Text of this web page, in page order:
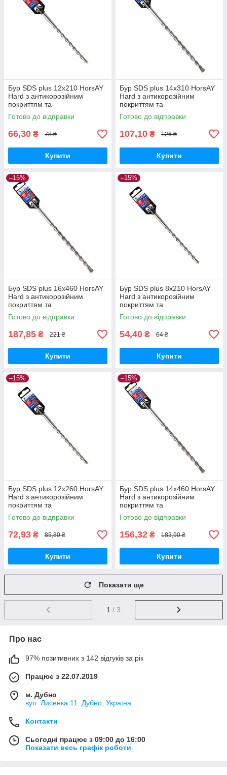
Бур SDS plus 12х210 HorsAY
Hard з антикорозійним
покриттям та
твердосплавною напайкою
YG8C
Готово до відправки
66,30 ₴ 78 ₴
Купити
Бур SDS plus 14х310 HorsAY
Hard з антикорозійним
покриттям та
твердосплавною напайкою
YG8C
Готово до відправки
107,10 ₴ 126 ₴
Купити
–15%
Бур SDS plus 16х460 HorsAY
Hard з антикорозійним
покриттям та
твердосплавною напайкою
YG8C
Готово до відправки
187,85 ₴ 221 ₴
Купити
–15%
Бур SDS plus 8х210 HorsAY
Hard з антикорозійним
покриттям та
твердосплавною напайкою
YG8C
Готово до відправки
54,40 ₴ 64 ₴
Купити
–15%
Бур SDS plus 12х260 HorsAY
Hard з антикорозійним
покриттям та
твердосплавною напайкою
YG8C
Готово до відправки
72,93 ₴ 85,80 ₴
Купити
–15%
Бур SDS plus 14х460 HorsAY
Hard з антикорозійним
покриттям та
твердосплавною напайкою
YG8C
Готово до відправки
156,32 ₴ 183,90 ₴
Купити
Показати ще
1 / 3
Про нас
97% позитивних з 142 відгуків за рік
Працює з 22.07.2019
м. Дубно
вул. Лисенка 11, Дубно, Україна
Контакти
Сьогодні працює з 09:00 до 16:00
Показати весь графік роботи